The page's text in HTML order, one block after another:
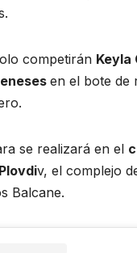
competirán Keyla
en el bote de
se realizará en el
v, el complejo
Balcane.